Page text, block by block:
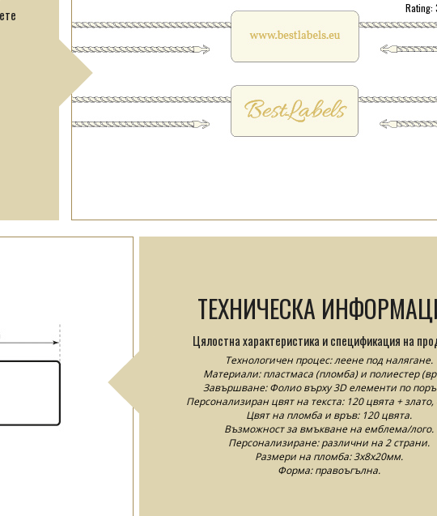
Rating:
ТЕХНИЧЕСКА
Цялостна характеристика и спецификация на
Технологичен процес: леене под налягане.
Материали: пластмаса (пломба) и полиестер
Завършване: Фолио върху 3D елементи по
Персонализиран цвят на текста: 120 цвята + злато,
Цвят на пломба и връв: 120 цвята.
Възможност за вмъкване на емблема/лого.
Персонализиране: различни на 2 страни.
Размери на пломба: 3x8x20мм.
Форма: правоъгълна.